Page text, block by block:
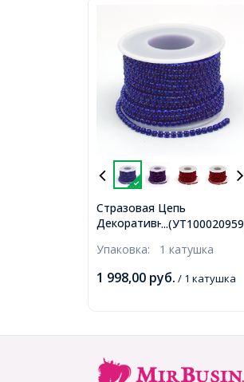
Стразовая Цепь
Декоративная, Стойкое
около 9м/катушка,
(УТ100020959)
Упаковка: 1 катушка
1 998,00 руб. / 1 катушка